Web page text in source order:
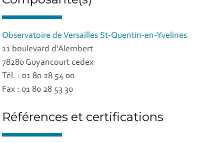
Observatoire de Versailles St-Quentin-en-Yvelines
11 boulevard d'Alembert
78280 Guyancourt cedex
Tél. : 01 80 28 54 00
Fax : 01 80 28 53 30
Références et certifications